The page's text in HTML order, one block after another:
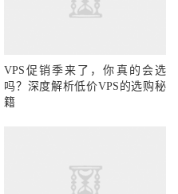
VPS促销季来了，你真的会选
吗？深度解析低价VPS的选购秘
籍